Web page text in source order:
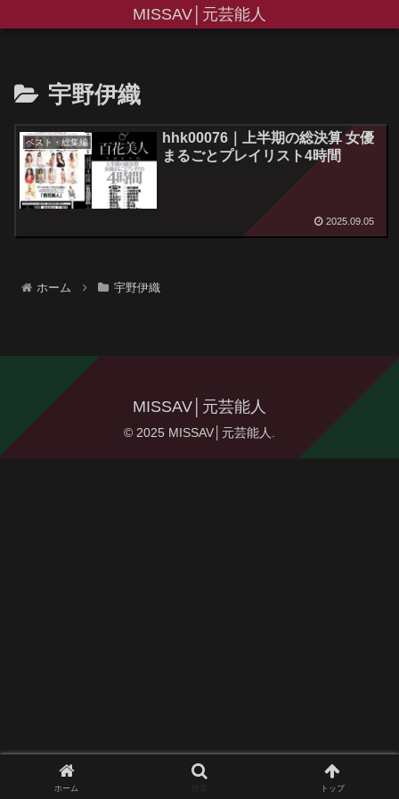
MISSAV│元芸能人
宇野伊織
ベスト・総集編
hhk00076｜上半期の総決算 女優
まるごとプレイリスト4時間
2025.09.05
ホーム 宇野伊織
MISSAV│元芸能人
© 2025 MISSAV│元芸能人.
ホーム トップ